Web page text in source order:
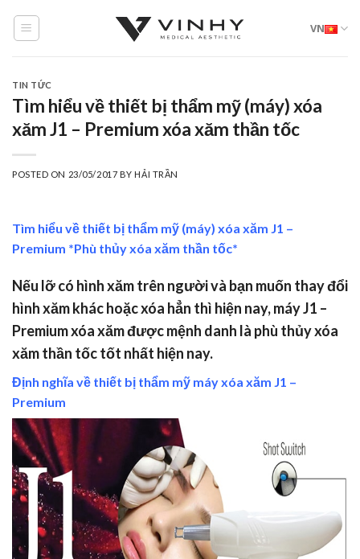
VN
TIN TỨC
Tìm hiểu về thiết bị thẩm mỹ (máy) xóa
xăm J1 – Premium xóa xăm thần tốc
POSTED ON 23/05/2017 BYHẢI TRẦN
Tìm hiểu về thiết bị thẩm mỹ (máy) xóa xăm J1 –
Premium *Phù thủy xóa xăm thần tốc*
Nếu lỡ có hình xăm trên người và bạn muốn thay đổi
hình xăm khác hoặc xóa hẳn thì hiện nay, máy J1 –
Premium xóa xăm được mệnh danh là phù thủy xóa
xăm thần tốc tốt nhất hiện nay.
Định nghĩa về thiết bị thẩm mỹ máy xóa xăm J1 –
Premium